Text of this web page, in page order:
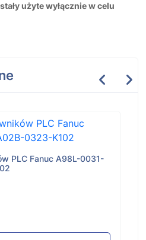
użyte wyłącznie w celu
PLC Fanuc A98L-0031-